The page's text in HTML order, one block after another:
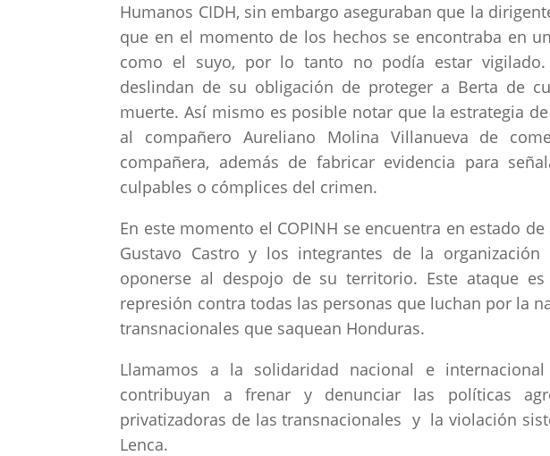
Humanos CIDH, sin embargo aseguraban que la
que en el momento de los hechos se encontraba en
como el suyo, por lo tanto no podía estar
deslindan de su obligación de proteger a Berta de
muerte. Así mismo es posible notar que la estrategia
al compañero Aureliano Molina Villanueva de
compañera, además de fabricar evidencia para
culpables o cómplices del crimen.
En este momento el COPINH se encuentra en estado
Gustavo Castro y los integrantes de la
oponerse al despojo de su territorio. Este ataque
represión contra todas las personas que luchan por la
transnacionales que saquean Honduras.
Llamamos a la solidaridad nacional e
contribuyan a frenar y denunciar las políticas
privatizadoras de las transnacionales y la violación
Lenca.